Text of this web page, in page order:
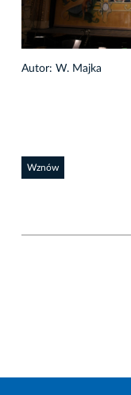
Autor: W. Majka
Wznów